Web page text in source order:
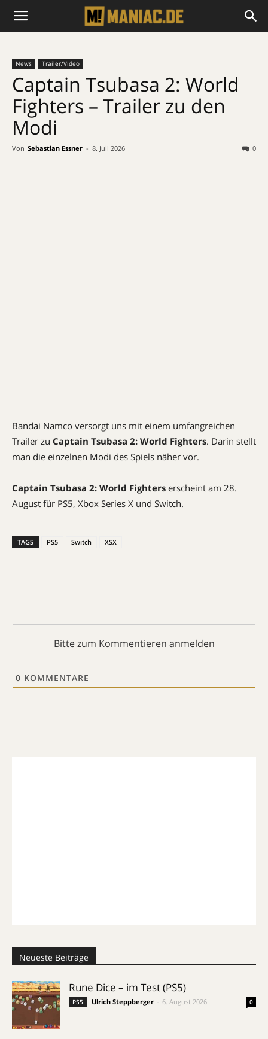
News Trailer/Video
Captain Tsubasa 2: World
Fighters – Trailer zu den
Modi
Von Sebastian Essner - 8. Juli 2026 0
Bandai Namco versorgt uns mit einem umfangreichen
Trailer zu Captain Tsubasa 2: World Fighters. Darin stellt
man die einzelnen Modi des Spiels näher vor.
Captain Tsubasa 2: World Fighters erscheint am 28.
August für PS5, Xbox Series X und Switch.
TAGS PS5 Switch XSX
Bitte zum Kommentieren anmelden
0 KOMMENTARE
Neueste Beiträge
Rune Dice – im Test (PS5)
PS5 Ulrich Steppberger 6. August 2026 0